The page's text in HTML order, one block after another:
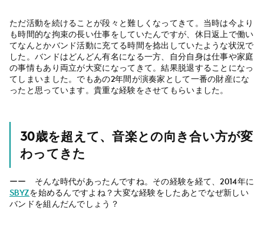
ただ活動を続けることが段々と難しくなってきて。当時は今より
も時間的な拘束の長い仕事をしていたんですが、休日返上で働い
てなんとかバンド活動に充てる時間を捻出していたような状況で
した。バンドはどんどん有名になる一方、自分自身は仕事や家庭
の事情もあり両立が大変になってきて。結果脱退することになっ
てしまいました。でもあの2年間が演奏家として一番の財産にな
ったと思っています。貴重な経験をさせてもらいました。
30歳を超えて、音楽との向き合い方が変
わってきた
ーー そんな時代があったんですね。その経験を経て、2014年に
SBYZを始めるんですよね？大変な経験をしたあとでなぜ新しい
バンドを組んだんでしょう？